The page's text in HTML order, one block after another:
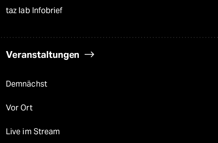
taz lab Infobrief
Veranstaltungen
Demnächst
Vor Ort
Live im Stream